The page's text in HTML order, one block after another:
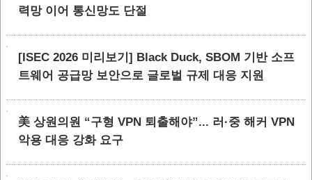
력망 이어 통신망도 단절
[ISEC 2026 미리보기] Black Duck, SBOM 기반 소프
트웨어 공급망 보안으로 글로벌 규제 대응 지원
美 상원의원 “구형 VPN 퇴출해야”... 러·중 해커 VPN
악용 대응 강화 요구